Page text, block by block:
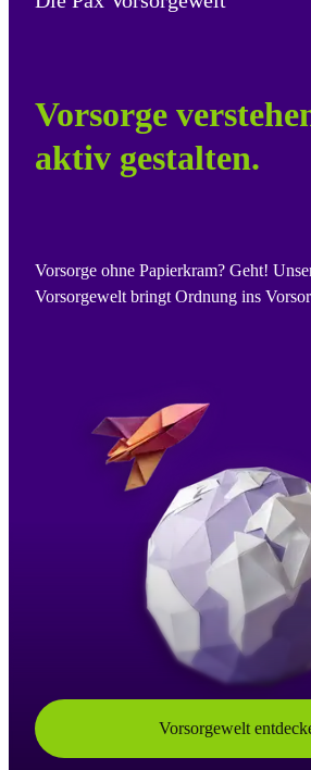
Vorsorge
aktiv gestalten.
Vorsorge ohne Papierkram? Geht!
Vorsorgewelt bringt Ordnung ins
Vorsorgewelt